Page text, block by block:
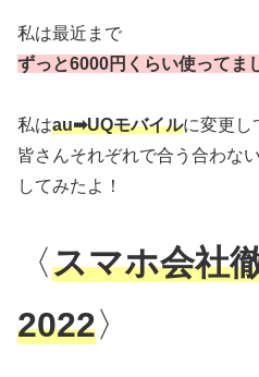
私は最近まで
ずっと6000円くらい使ってま
私はau➡︎UQモバイルに変更し
皆さんそれぞれで合う合わな
してみたよ！
〈スマホ会社
2022〉